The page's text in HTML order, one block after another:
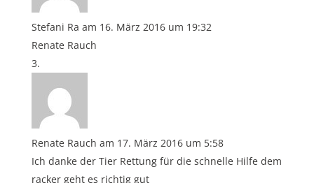
Stefani Ra am 16. März 2016 um 19:32
Renate Rauch
Renate Rauch am 17. März 2016 um 5:58
Ich danke der Tier Rettung für die schnelle Hilfe dem
racker geht es richtig gut